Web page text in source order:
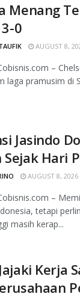
Menang
0
AUGUST 8,
–
laga pramusim di
Jasindo
Sejak Hari
AUGUST 8, 2026
–
tetapi
masih kerap...
Kerja